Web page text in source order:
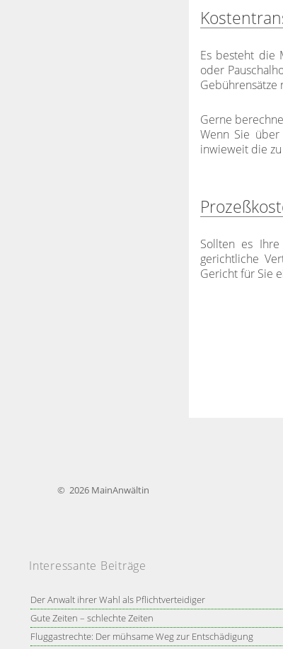
Es besteht die
oder
Gebührensätze
Gerne
Wenn Sie
inwieweit die
Sollten es
gerichtliche
Gericht für Sie
© 2026 MainAnwältin
Interessante Beiträge
Der Anwalt ihrer Wahl als Pflichtverteidiger
Gute Zeiten – schlechte Zeiten
Fluggastrechte: Der mühsame Weg zur Entschädigung